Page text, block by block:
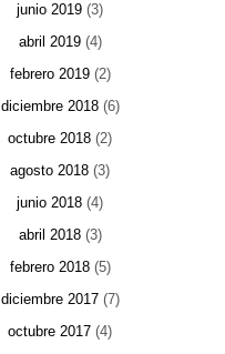
junio 2019 (3)
abril 2019(4)
febrero 2019(2)
diciembre 2018(6)
octubre 2018 (2)
agosto 2018 (3)
junio 2018 (4)
abril 2018(3)
febrero 2018(5)
diciembre 2017(7)
octubre 2017 (4)